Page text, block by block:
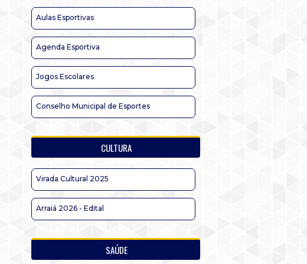
Aulas Esportivas
Agenda Esportiva
Jogos Escolares
Conselho Municipal de Esportes
CULTURA
Virada Cultural 2025
Arraiá 2026 - Edital
SAÚDE